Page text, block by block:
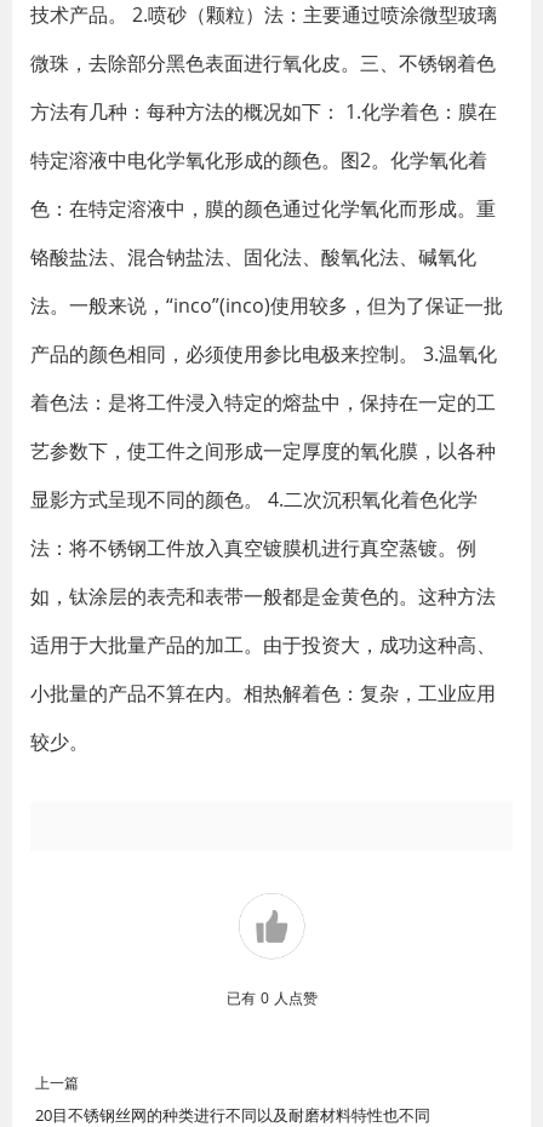
技术产品。 2.喷砂（颗粒）法：主要通过喷涂微型玻璃
微珠，去除部分黑色表面进行氧化皮。三、不锈钢着色
方法有几种：每种方法的概况如下： 1.化学着色：膜在
特定溶液中电化学氧化形成的颜色。图2。化学氧化着
色：在特定溶液中，膜的颜色通过化学氧化而形成。重
铬酸盐法、混合钠盐法、固化法、酸氧化法、碱氧化
法。一般来说，“inco”(inco)使用较多，但为了保证一批
产品的颜色相同，必须使用参比电极来控制。 3.温氧化
着色法：是将工件浸入特定的熔盐中，保持在一定的工
艺参数下，使工件之间形成一定厚度的氧化膜，以各种
显影方式呈现不同的颜色。 4.二次沉积氧化着色化学
法：将不锈钢工件放入真空镀膜机进行真空蒸镀。例
如，钛涂层的表壳和表带一般都是金黄色的。这种方法
适用于大批量产品的加工。由于投资大，成功这种高、
小批量的产品不算在内。相热解着色：复杂，工业应用
较少。
已有 0 人点赞
上一篇
20目不锈钢丝网的种类进行不同以及耐磨材料特性也不同